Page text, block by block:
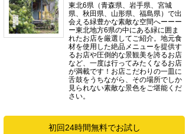
東北6県（青森県、岩手県、宮城
県、秋田県、山形県、福島県）で出
会える緑豊かな素敵な空間へーーー
ー東北地方6県の中にある緑に囲ま
れたお店を厳選してご紹介。地元食
材を使用した絶品メニューを提供す
るお店や圧倒的な景観美を誇るお店
など、一度は行ってみたくなるお店
が満載です！お店こだわりの一皿に
舌鼓をうちながら、その場所でしか
見られない素敵な景色をご堪能くだ
さい。
初回24時間無料でお試し